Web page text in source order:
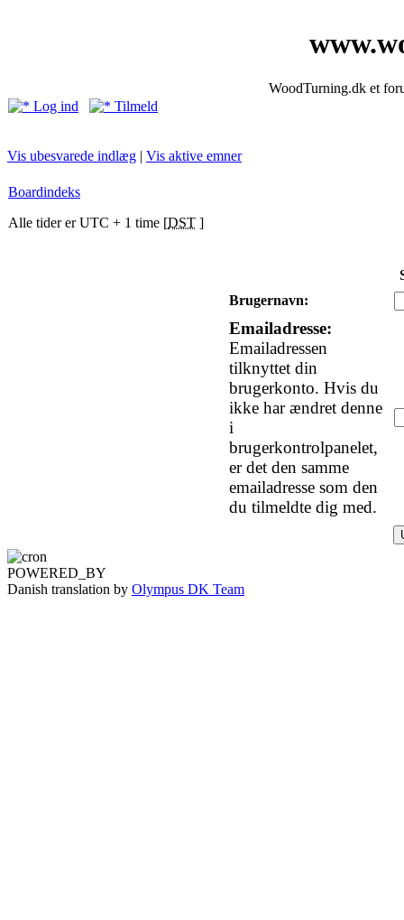
WoodTurning.dk et
Log ind
Tilmeld
Vis ubesvarede indlæg | Vis aktive emner
Boardindeks
Alle tider er UTC + 1 time [DST ]
Brugernavn:
Emailadresse:
Emailadressen
tilknyttet din
brugerkonto. Hvis du
ikke har ændret denne
i
brugerkontrolpanelet,
er det den samme
emailadresse som den
du tilmeldte dig med.
POWERED_BY
Danish translation by Olympus DK Team